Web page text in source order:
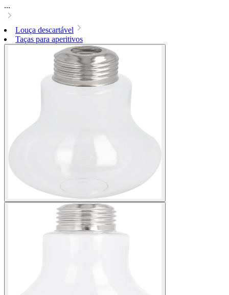
...
Louça descartável
Taças para aperitivos